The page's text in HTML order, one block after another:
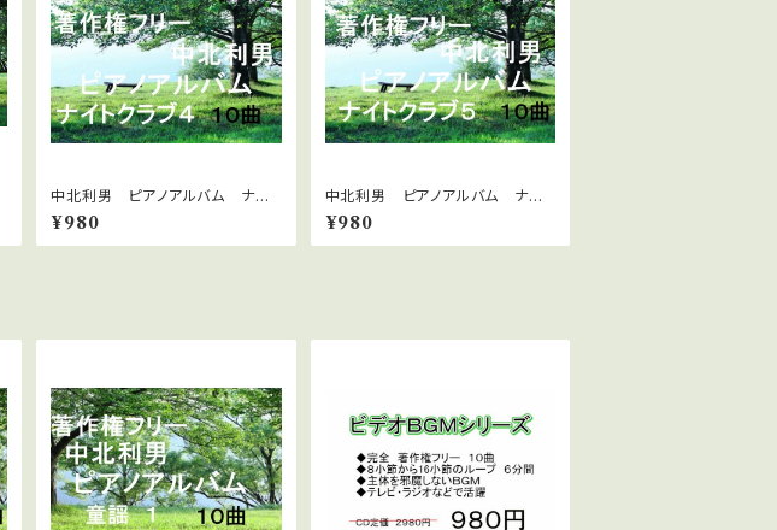
中北利男 ピアノアルバム ナイト
クラブ4
¥980
中北利男 ピアノアルバム ナイト
クラブ5
¥980